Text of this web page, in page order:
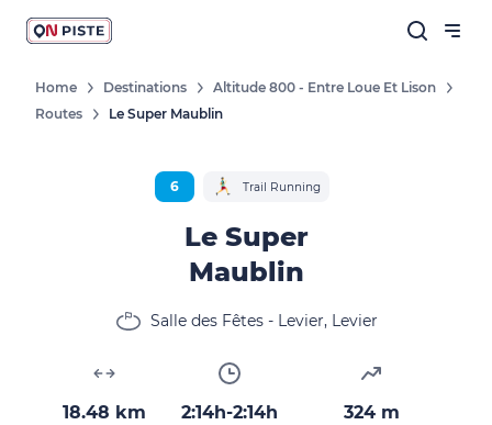
Home Destinations
Altitude 800 - Entre Loue Et Lison
Routes
Le Super Maublin
6 Trail Running
Le Super
Maublin
Salle des Fêtes - Levier, Levier
18.48 km 2:14h-2:14h 324 m